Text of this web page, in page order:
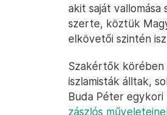
akit saját
szerte, köztük
elkövetői szintén
Szakértők körében
iszlamisták álltak,
Buda Péter
zászlós